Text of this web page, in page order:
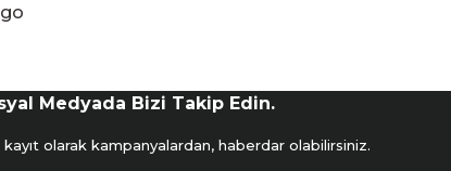
Medyada Bizi Takip Edin.
olarak kampanyalardan, haberdar olabilirsiniz.